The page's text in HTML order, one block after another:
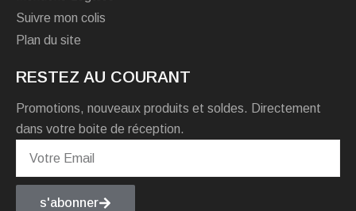
Suivre mon colis
Plan du site
RESTEZ AU COURANT
Promotions, nouveaux produits et soldes. Directement
dans votre boite de réception.
s'abonner